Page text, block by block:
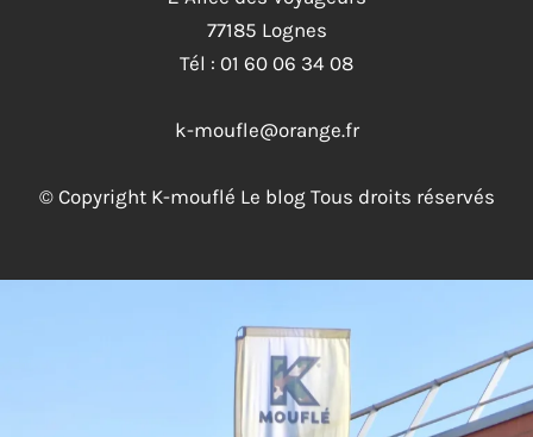
77185 Lognes
Tél : 01 60 06 34 08
k-moufle@orange.fr
© Copyright K-mouflé Le blog Tous droits réservés